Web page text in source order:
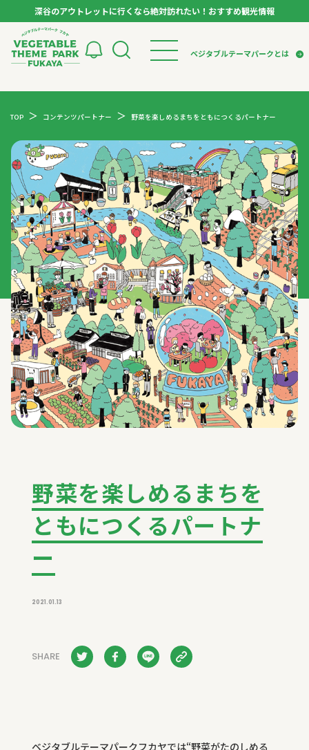
深谷のアウトレットに行くなら絶対訪れたい！おすすめ観光情報
ベジタブルテーマパークとは
検索
スポット
イベント
体験
特集記事
ベジタブルテーマパークとは
VTPキャストミーティング
市長インタビュー
生産者インタビュー
アンバサダー
お役立ち情報
レシピ集
TOP コンテンツパートナー 野菜を楽しめるまちをともにつくるパートナー
野菜を楽しめるまちを
ともにつくるパートナ
ー
2021.01.13
SHARE
ベジタブルテーマパークフカヤでは“野菜がたのしめる